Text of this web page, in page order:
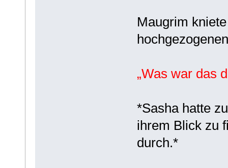
Maugrim
„Was war das
*Sasha hatte
ihrem Blick zu
durch.*